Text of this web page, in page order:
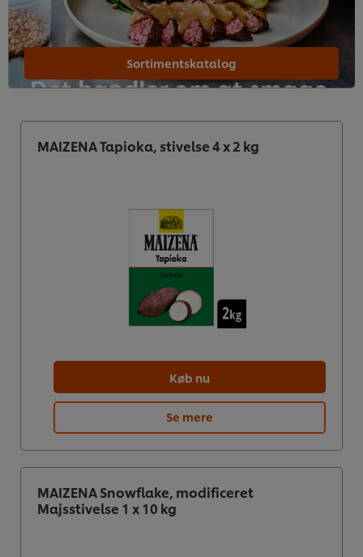
Sortimentskatalog
MAIZENA Tapioka, stivelse 4 x 2 kg
Køb nu
Se mere
MAIZENA Snowflake, modificeret
Majsstivelse 1 x 10 kg